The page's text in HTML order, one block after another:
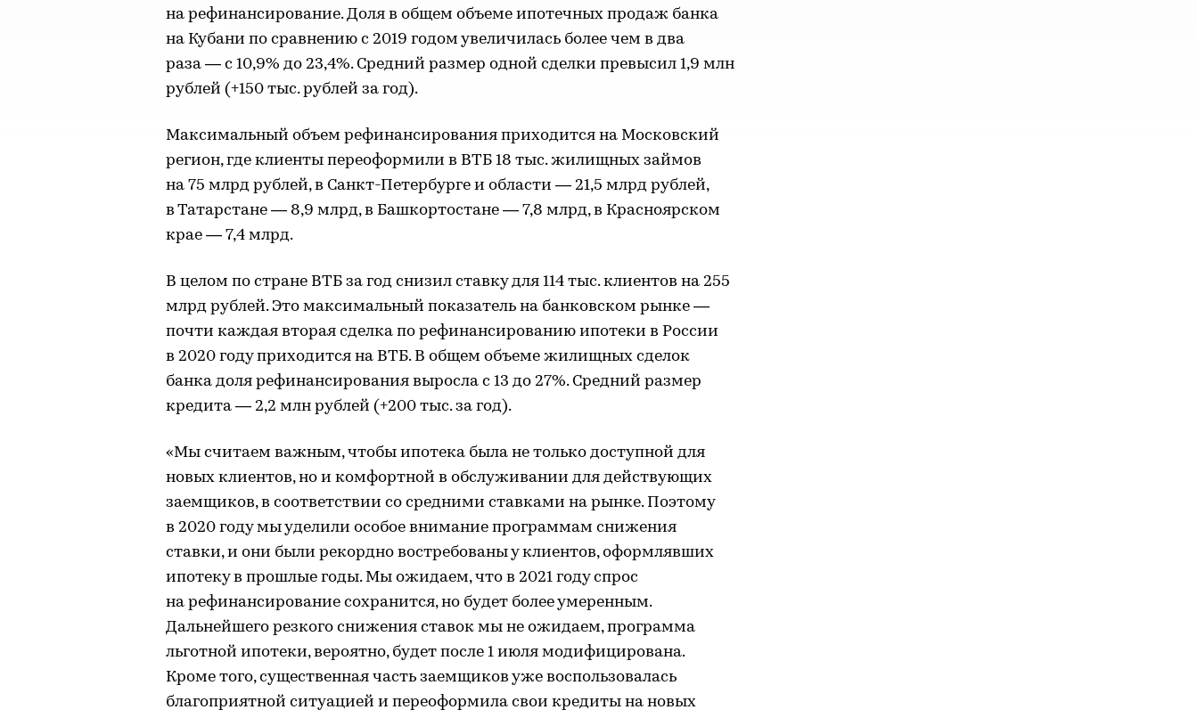
на рефинансирование. Доля в общем объеме ипотечных продаж банка
на Кубани по сравнению с 2019 годом увеличилась более чем в два
раза — с 10,9% до 23,4%. Средний размер одной сделки превысил 1,9 млн
рублей (+150 тыс. рублей за год).
Максимальный объем рефинансирования приходится на Московский
регион, где клиенты переоформили в ВТБ 18 тыс. жилищных займов
на 75 млрд рублей, в Санкт-Петербурге и области — 21,5 млрд рублей,
в Татарстане — 8,9 млрд, в Башкортостане — 7,8 млрд, в Красноярском
крае — 7,4 млрд.
В целом по стране ВТБ за год снизил ставку для 114 тыс. клиентов на 255
млрд рублей. Это максимальный показатель на банковском рынке —
почти каждая вторая сделка по рефинансированию ипотеки в России
в 2020 году приходится на ВТБ. В общем объеме жилищных сделок
банка доля рефинансирования выросла с 13 до 27%. Средний размер
кредита — 2,2 млн рублей (+200 тыс. за год).
«Мы считаем важным, чтобы ипотека была не только доступной для
новых клиентов, но и комфортной в обслуживании для действующих
заемщиков, в соответствии со средними ставками на рынке. Поэтому
в 2020 году мы уделили особое внимание программам снижения
ставки, и они были рекордно востребованы у клиентов, оформлявших
ипотеку в прошлые годы. Мы ожидаем, что в 2021 году спрос
на рефинансирование сохранится, но будет более умеренным.
Дальнейшего резкого снижения ставок мы не ожидаем, программа
льготной ипотеки, вероятно, будет после 1 июля модифицирована.
Кроме того, существенная часть заемщиков уже воспользовалась
благоприятной ситуацией и переоформила свои кредиты на новых